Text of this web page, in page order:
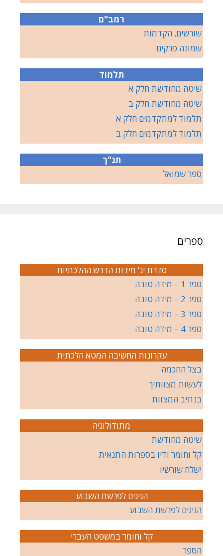
רמב"ם
שורשים, הקדמות
שמונה פרקים
תלמוד
שיטה מחודשת חלק א
שיטה מחודשת חלק ב
תלמוד למתקדמים חלק א
תלמוד למתקדמים חלק ב
תנ"ך
ספר שמואל
ספרים
סדרת יג' מידות הדרש ההלכתיות
ספר 1 – מידה טובה
ספר 2 – מידה טובה
ספר 3 – מידה טובה
ספר 4 – מידה טובה
עקרונות החשיבה המטא הלכתית
בצל החכמה
לעשות מצוותיך
בנתיב המצוות
מתודולוגיה
שיטה מחודשת
קל וחומר ודיו בספרות התנאית
ישלח שורשיו
הגיגים לפרשת השבוע
הגיגים לפרשת השבוע
קל וחומר במשפט העברי
הספר